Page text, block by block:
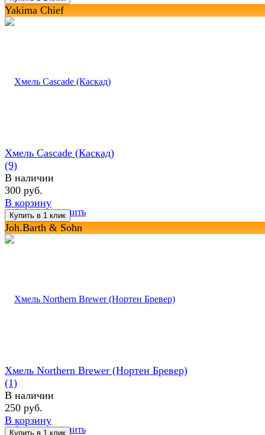
Yakima Chief
избранное сравнить
Хмель Cascade (Каскад)
(9)
В наличии
300 руб.
В корзину
Joh.Barth & Sohn
избранное сравнить
Хмель Northern Brewer (Нортен Бревер)
(1)
В наличии
250 руб.
В корзину